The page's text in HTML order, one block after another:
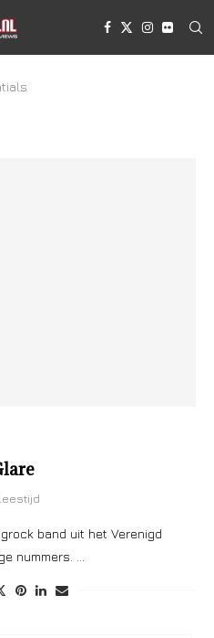
band uit het Verenigd
nummers. …